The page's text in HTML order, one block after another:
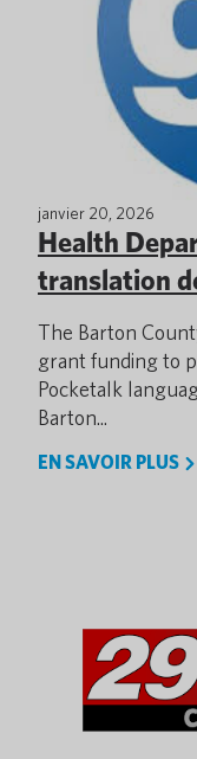
janvier 20, 2026
Health
translation
The Barton
grant funding to
Pocketalk
Barton...
EN SAVOIR PLUS